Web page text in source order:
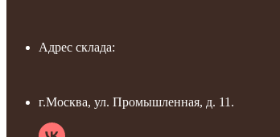
Адрес склада:
г.Москва, ул. Промышленная, д. 11.